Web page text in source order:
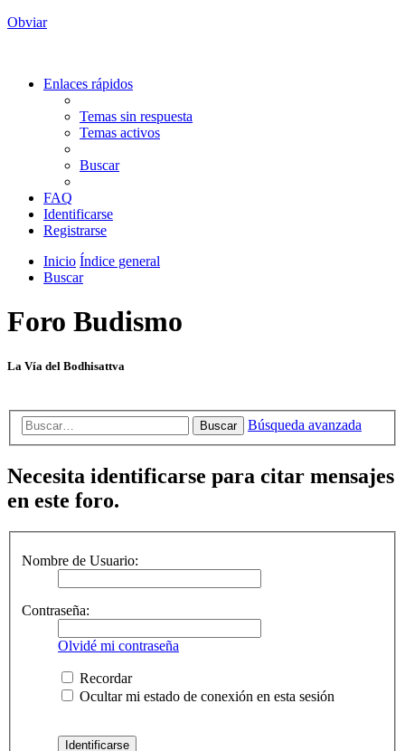
Obviar
Enlaces rápidos
Temas sin respuesta
Temas activos
Buscar
FAQ
Identificarse
Registrarse
Inicio Índice general
Buscar
Foro Budismo
La Vía del Bodhisattva
Buscar Búsqueda avanzada
Necesita identificarse para citar mensajes
en este foro.
Nombre de Usuario:
Contraseña:
Olvidé mi contraseña
Recordar
Ocultar mi estado de conexión en esta sesión